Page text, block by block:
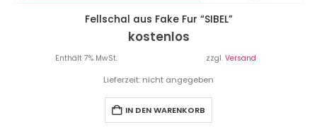
Fellschal aus Fake Fur “SIBEL”
kostenlos
Enthält 7% MwSt. zzgl. Versand
Lieferzeit: nicht angegeben
IN DEN WARENKORB